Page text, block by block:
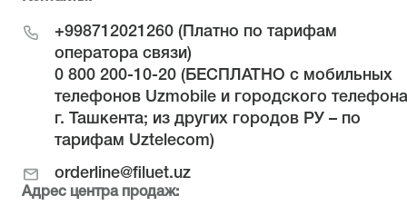
+998712021260 (Платно по тарифам
оператора связи)
0 800 200-10-20 (БЕСПЛАТНО с мобильных
телефонов Uzmobile и городского телефона
г. Ташкента; из других городов РУ – по
тарифам Uztelecom)
orderline@filuet.uz
Адрес центра продаж: